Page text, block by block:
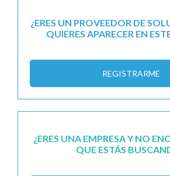
¿ERES UN PROVEEDOR DE
QUIERES APARECER EN
REGISTRARME
¿ERES UNA EMPRESA Y NO
QUE ESTÁS